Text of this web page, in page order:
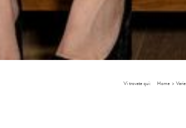
Vi trovate qui: Home > Varie